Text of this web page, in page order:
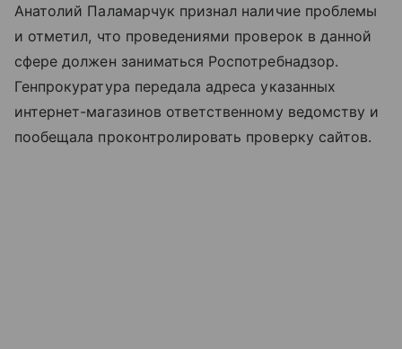
Анатолий Паламарчук признал наличие проблемы
и отметил, что проведениями проверок в данной
сфере должен заниматься Роспотребнадзор.
Генпрокуратура передала адреса указанных
интернет-магазинов ответственному ведомству и
пообещала проконтролировать проверку сайтов.